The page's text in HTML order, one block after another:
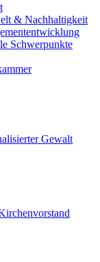
& Nachhaltigkeit
Schwerpunkte
Gewalt